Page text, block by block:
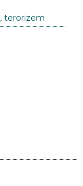
, terorizem